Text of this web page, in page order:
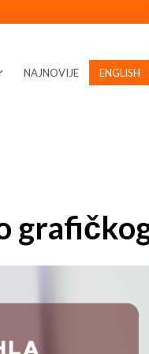
NAJNOVIJE ENGLISH